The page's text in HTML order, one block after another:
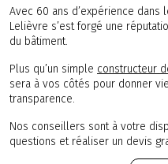
Avec 60 ans d’expérience dans
Lelièvre s’est forgé une
du bâtiment.
Plus qu’un simple constructeur
sera à vos côtés pour donner
transparence.
Nos conseillers sont à votre
questions et réaliser un devis
l’édification de votre future